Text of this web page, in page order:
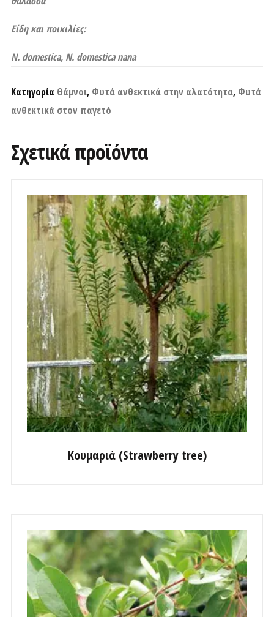
Είδη και ποικιλίες:
N. domestica, N. domestica nana
Κατηγορία Θάμνοι, Φυτά ανθεκτικά στην αλατότητα, Φυτά
ανθεκτικά στον παγετό
Σχετικά προϊόντα
Κουμαριά (Strawberry tree)